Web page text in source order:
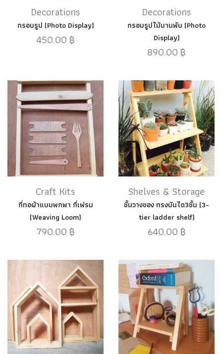
Decorations
กรอบรูป (Photo Display)
450.00 ฿
Decorations
กรอบรูปไม้บานพับ (Photo
Display)
890.00 ฿
Craft Kits
กี่ทอผ้าแบบพกพา กี่เฟรม
(Weaving Loom)
790.00 ฿
Shelves & Storage
ชั้นวางของ ทรงบันได3ชั้น (3-
tier ladder shelf)
640.00 ฿